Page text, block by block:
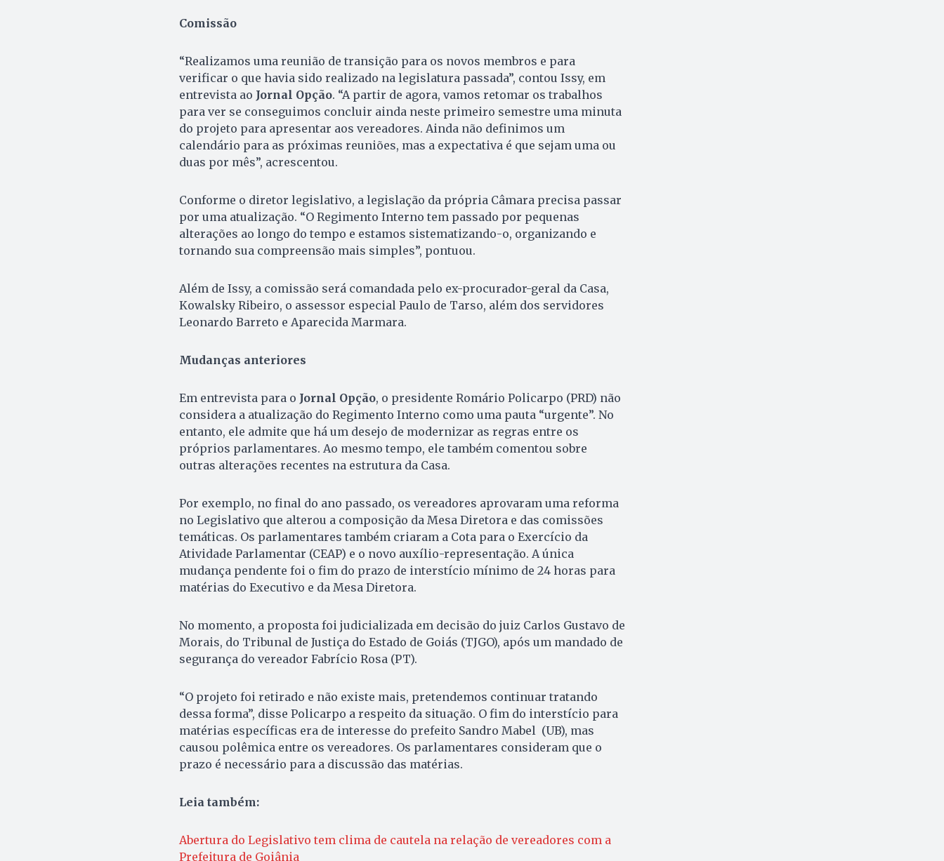
Comissão
“Realizamos uma reunião de transição para os novos membros e para
verificar o que havia sido realizado na legislatura passada”, contou Issy, em
entrevista ao Jornal Opção. “A partir de agora, vamos retomar os trabalhos
para ver se conseguimos concluir ainda neste primeiro semestre uma minuta
do projeto para apresentar aos vereadores. Ainda não definimos um
calendário para as próximas reuniões, mas a expectativa é que sejam uma ou
duas por mês”, acrescentou.
Conforme o diretor legislativo, a legislação da própria Câmara precisa passar
por uma atualização. “O Regimento Interno tem passado por pequenas
alterações ao longo do tempo e estamos sistematizando-o, organizando e
tornando sua compreensão mais simples”, pontuou.
Além de Issy, a comissão será comandada pelo ex-procurador-geral da Casa,
Kowalsky Ribeiro, o assessor especial Paulo de Tarso, além dos servidores
Leonardo Barreto e Aparecida Marmara.
Mudanças anteriores
Em entrevista para o Jornal Opção, o presidente Romário Policarpo (PRD) não
considera a atualização do Regimento Interno como uma pauta “urgente”. No
entanto, ele admite que há um desejo de modernizar as regras entre os
próprios parlamentares. Ao mesmo tempo, ele também comentou sobre
outras alterações recentes na estrutura da Casa.
Por exemplo, no final do ano passado, os vereadores aprovaram uma reforma
no Legislativo que alterou a composição da Mesa Diretora e das comissões
temáticas. Os parlamentares também criaram a Cota para o Exercício da
Atividade Parlamentar (CEAP) e o novo auxílio-representação. A única
mudança pendente foi o fim do prazo de interstício mínimo de 24 horas para
matérias do Executivo e da Mesa Diretora.
No momento, a proposta foi judicializada em decisão do juiz Carlos Gustavo de
Morais, do Tribunal de Justiça do Estado de Goiás (TJGO), após um mandado de
segurança do vereador Fabrício Rosa (PT).
“O projeto foi retirado e não existe mais, pretendemos continuar tratando
dessa forma”, disse Policarpo a respeito da situação. O fim do interstício para
matérias específicas era de interesse do prefeito Sandro Mabel (UB), mas
causou polêmica entre os vereadores. Os parlamentares consideram que o
prazo é necessário para a discussão das matérias.
Leia também:
Abertura do Legislativo tem clima de cautela na relação de vereadores com a
Prefeitura de Goiânia